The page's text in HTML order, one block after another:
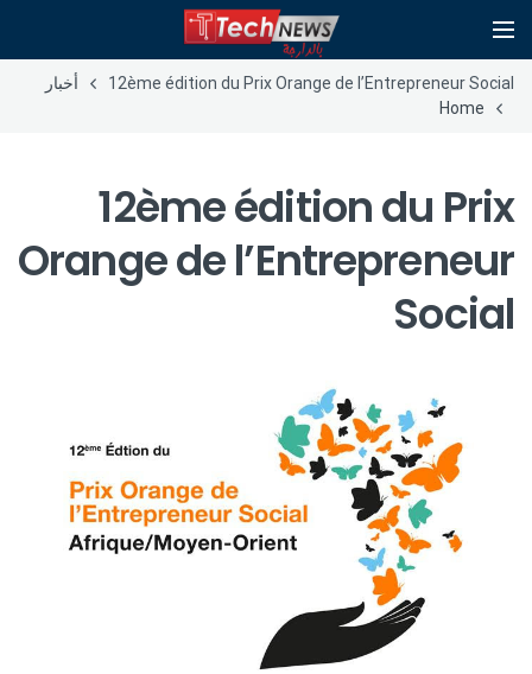
12ème édition du Prix Orange de l’Entrepreneur Social
أخبار
Home
12ème édition du Prix
Orange de l’Entrepreneur
Social